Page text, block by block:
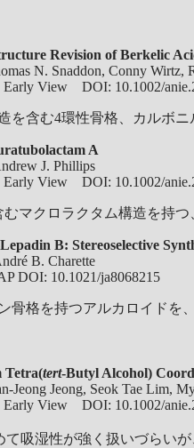
Revision of Berkelic
N. Snaddon, Conny
Early View DOI: 10.1002/
含む4環性骨格、カルボニ
A
J. Phillips
Early View DOI: 10.1002/
マクロラクタム構造を持つ
B: Stereoselective
B. Charette
DOI: 10.1021/ja8068215
格を持つアルカロイドを
Tetra(tert-Butyl Alcohol)
Jeong Jeong, Seok Tae Lim,
Early View DOI: 10.1002/
吸湿性が強く扱いづらい